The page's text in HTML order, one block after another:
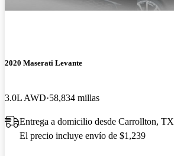
2020 Maserati Levante
3.0L AWD 58,834 millas
Entrega a domicilio desde Carrollton, TX
El precio incluye envío de $1,239